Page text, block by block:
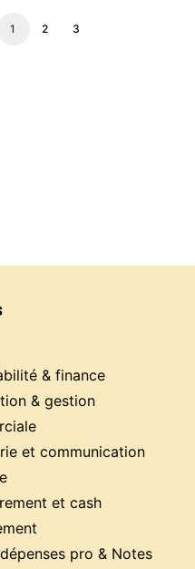
1 2 3
& finance
& gestion
et communication
et cash
pro & Notes